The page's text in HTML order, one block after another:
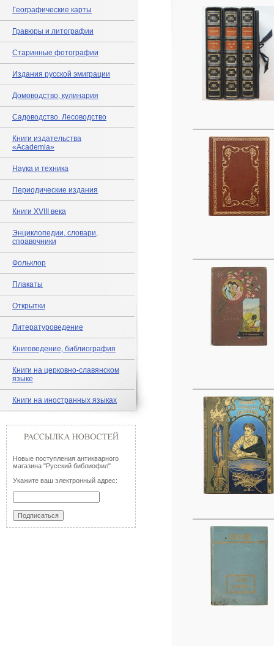
Географические карты
Гравюры и литографии
Старинные фотографии
Издания русской эмиграции
Домоводство, кулинария
Садоводство. Лесоводство
Книги издательства
«Academia»
Наука и техника
Периодические издания
Книги XVIII века
Энциклопедии, словари,
справочники
Фольклор
Плакаты
Открытки
Литературоведение
Книговедение, библиография
Книги на церковно-славянском
языке
Книги на иностранных языках
Новые поступления антикварного
магазина "Русский библиофил"
Укажите ваш электронный адрес: